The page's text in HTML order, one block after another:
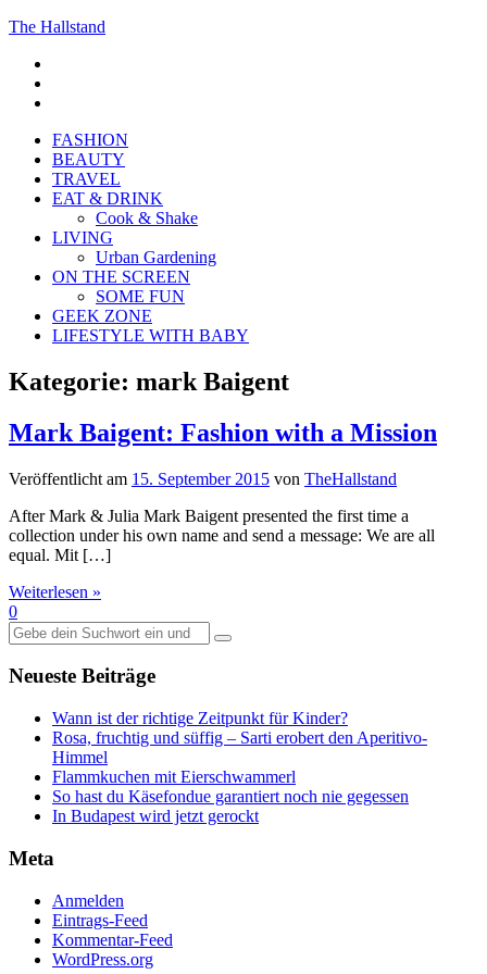
The Hallstand
FASHION
BEAUTY
TRAVEL
EAT & DRINK
Cook & Shake
LIVING
Urban Gardening
ON THE SCREEN
SOME FUN
GEEK ZONE
LIFESTYLE WITH BABY
Kategorie: mark Baigent
Mark Baigent: Fashion with a Mission
Veröffentlicht am 15. September 2015 von TheHallstand
After Mark & Julia Mark Baigent presented the first time a
collection under his own name and send a message: We are all
equal. Mit […]
Weiterlesen »
0
Suche
nach:
Neueste Beiträge
Wann ist der richtige Zeitpunkt für Kinder?
Rosa, fruchtig und süffig – Sarti erobert den Aperitivo-
Himmel
Flammkuchen mit Eierschwammerl
So hast du Käsefondue garantiert noch nie gegessen
In Budapest wird jetzt gerockt
Meta
Anmelden
Eintrags-Feed
Kommentar-Feed
WordPress.org